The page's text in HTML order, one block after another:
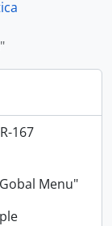
167
Menu"